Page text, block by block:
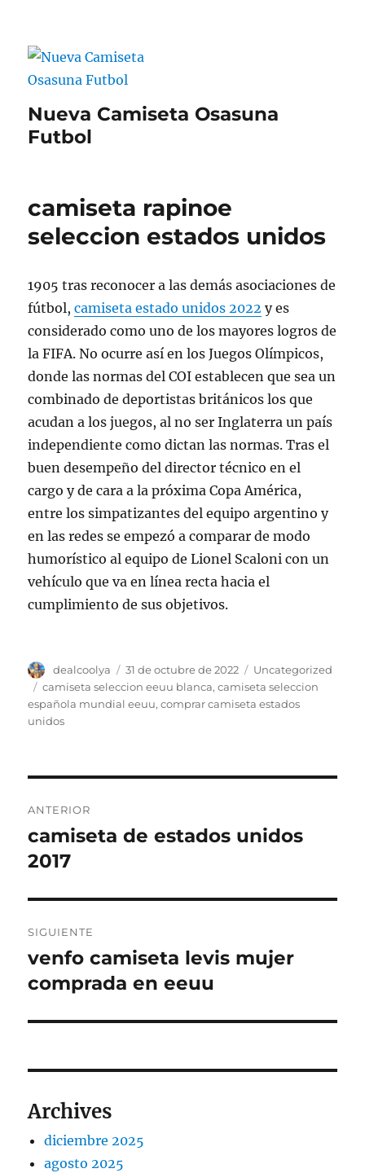
Nueva Camiseta Osasuna
Futbol
camiseta rapinoe
seleccion estados unidos
1905 tras reconocer a las demás asociaciones de
fútbol,camiseta estado unidos 2022 y es
considerado como uno de los mayores logros de
la FIFA. No ocurre así en los Juegos Olímpicos,
donde las normas del COI establecen que sea un
combinado de deportistas británicos los que
acudan a los juegos, al no ser Inglaterra un país
independiente como dictan las normas. Tras el
buen desempeño del director técnico en el
cargo y de cara a la próxima Copa América,
entre los simpatizantes del equipo argentino y
en las redes se empezó a comparar de modo
humorístico al equipo de Lionel Scaloni con un
vehículo que va en línea recta hacia el
cumplimiento de sus objetivos.
Autor
dealcoolya
Publicado
el
31 de octubre de 2022 Categorías
Uncategorized
Etiquetas
camiseta seleccion eeuu blanca,camiseta seleccion
española mundial eeuu,comprar camiseta estados
unidos
de
entradas
ANTERIOR
Entrada
anterior:
camiseta de estados unidos
2017
SIGUIENTE
Entrada
siguiente:
venfo camiseta levis mujer
comprada en eeuu
Archives
diciembre 2025
agosto 2025